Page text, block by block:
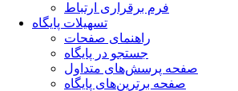
فرم برقراری ارتباط
تسهیلات پایگاه
راهنمای صفحات
جستجو در پایگاه
صفحه پرسش‌های متداول
صفحه برترین‌های پایگاه